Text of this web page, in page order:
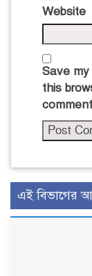
Website
Save
this
এই বিভাগের